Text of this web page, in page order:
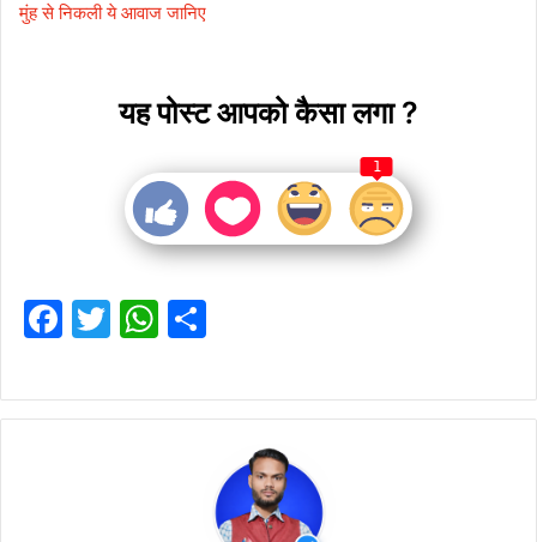
मुंह से निकली ये आवाज जानिए
यह पोस्ट आपको कैसा लगा ?
1
F
c
e
T
itt
er
W
at
s
ar
e